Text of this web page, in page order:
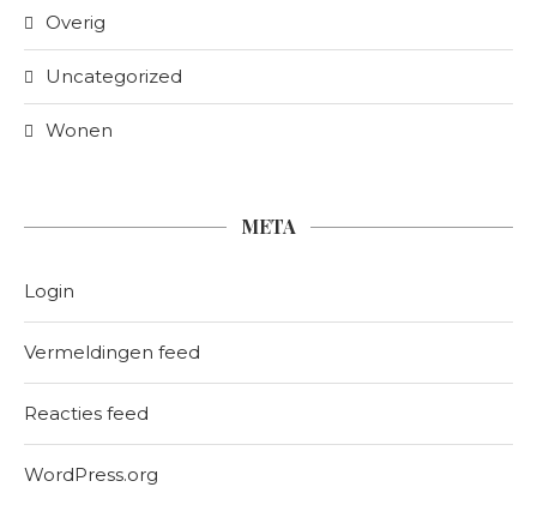
Overig
Uncategorized
Wonen
META
Login
Vermeldingen feed
Reacties feed
WordPress.org